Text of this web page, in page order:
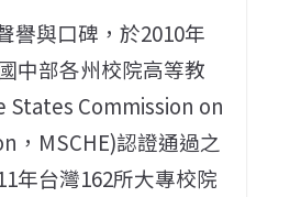
譽與口碑，於2010年
中部各州校院高等教
States Commission on
，MSCHE)認證通過之
年台灣162所大專校院